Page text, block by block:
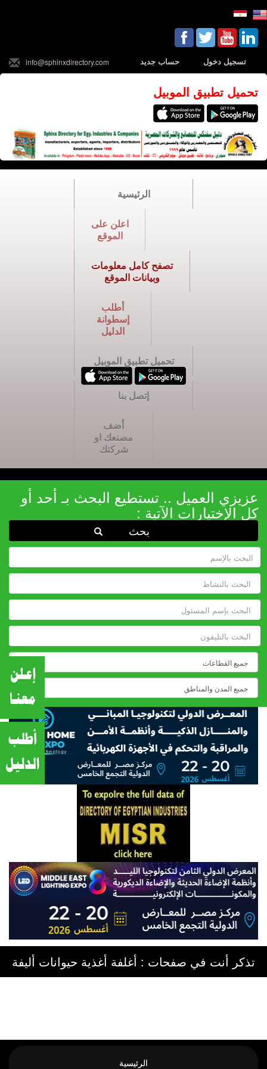
تسجيل دخول حساب جديد info@sphinxdirectory.com
تحميل تطبيق الموبيل
الرئيسية
اعلن على
الموقع
تصفح كامل معلومات
وبيانات الموقع
أطلب
إسطوانة
الدليل
تحميل تطبيق الموبيل
إتصل بنا
أضف
مصنعك او
شركتك
عزيزي العميل .. تستطيع البحث بـ أحد أو
كل الإختيارات الآتية :
تذكر أنت في صفحات : أغلفة أغذية حيوانات أليفة
الرئيسية